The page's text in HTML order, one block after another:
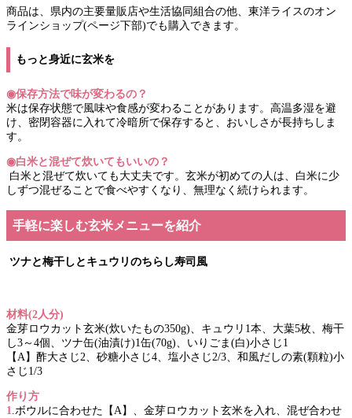
商品は、県内の主要量販店や生活協同組合の他、東洋ライスのオン
ラインショップ(ページ下部)でも購入できます。
もっと身近に玄米を
◉保存方法で味が変わるの？
米は保存状態で風味や食感が変わることがあります。高温多湿を避
け、密閉容器に入れて冷暗所で保存すると、おいしさが長持ちしま
す。
◉白米と混ぜて炊いてもいいの？
白米と混ぜて炊いても大丈夫です。玄米が初めての人は、白米に少
しずつ混ぜることで食べやすくなり、無理なく続けられます。
手軽に楽しむ玄米メニューを紹介
ツナと梅干しとキュウリのちらし寿司風
材料(2人分)
金芽ロウカット玄米(炊いたもの350g)、キュウリ1本、大葉5枚、梅干
し3～4個、ツナ缶(油漬け)1缶(70g)、いりごま(白)小さじ1
【A】酢大さじ2、砂糖小さじ4、塩小さじ2/3、和風だしの素(顆粒)小
さじ1/3
作り方
1.ボウルに合わせた【A】、金芽ロウカット玄米を入れ、混ぜ合わせ